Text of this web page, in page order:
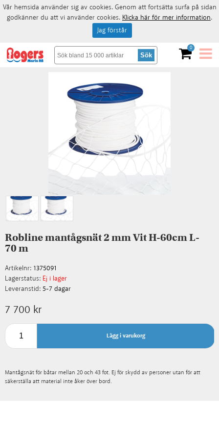
0
Robline mantågsnät 2 mm Vit H-60cm L-
70 m
Artikelnr: 1375091
Lagerstatus: Ej i lager
Leveranstid: 5-7 dagar
7 700 kr
Lägg i varukorg
Mantågsnät för båtar mellan 20 och 43 fot. Ej för skydd av personer utan för att
säkerställa att material inte åker över bord.
Vår hemsida använder sig av cookies. Genom att fortsätta surfa på sidan
godkänner du att vi använder cookies. Klicka här för mer information.
Jag förstår